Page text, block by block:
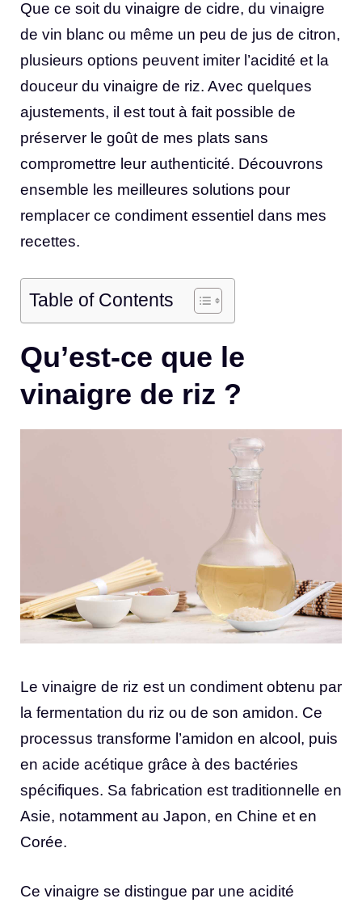
Que ce soit du vinaigre de cidre, du vinaigre
de vin blanc ou même un peu de jus de citron,
plusieurs options peuvent imiter l’acidité et la
douceur du vinaigre de riz. Avec quelques
ajustements, il est tout à fait possible de
préserver le goût de mes plats sans
compromettre leur authenticité. Découvrons
ensemble les meilleures solutions pour
remplacer ce condiment essentiel dans mes
recettes.
Table of Contents
Qu’est-ce que le
vinaigre de riz ?
Le vinaigre de riz est un condiment obtenu par
la fermentation du riz ou de son amidon. Ce
processus transforme l’amidon en alcool, puis
en acide acétique grâce à des bactéries
spécifiques. Sa fabrication est traditionnelle en
Asie, notamment au Japon, en Chine et en
Corée.
Ce vinaigre se distingue par une acidité